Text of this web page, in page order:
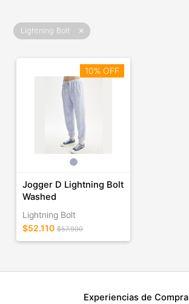
Lightning Bolt close
10% OFF
Jogger D Lightning Bolt
Washed
Lightning Bolt
$52.110 $57.900
Experiencias de Compra